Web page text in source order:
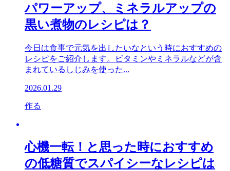
パワーアップ、ミネラルアップの
黒い煮物のレシピは？
今日は食事で元気を出したいなという時におすすめの
レシピをご紹介します。ビタミンやミネラルなどが含
まれているしじみを使った...
2026.01.29
作る
心機一転！と思った時におすすめ
の低糖質でスパイシーなレシピは